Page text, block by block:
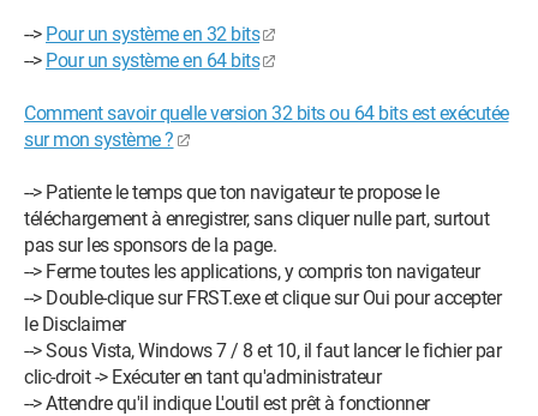
--> Pour un système en 32 bits
--> Pour un système en 64 bits
Comment savoir quelle version 32 bits ou 64 bits est exécutée
sur mon système ?
--> Patiente le temps que ton navigateur te propose le
téléchargement à enregistrer, sans cliquer nulle part, surtout
pas sur les sponsors de la page.
--> Ferme toutes les applications, y compris ton navigateur
--> Double-clique sur FRST.exe et clique sur Oui pour accepter
le Disclaimer
--> Sous Vista, Windows 7 / 8 et 10, il faut lancer le fichier par
clic-droit -> Exécuter en tant qu'administrateur
--> Attendre qu'il indique L'outil est prêt à fonctionner